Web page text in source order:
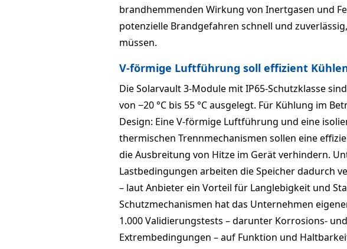
brandhemmenden Wirkung von Inertgasen und
potenzielle Brandgefahren schnell und
müssen.
V-förmige Luftführung soll effizient
Die Solarvault 3-Module mit IP65-Schutzklasse
von −20 °C bis 55 °C ausgelegt. Für Kühlung im
Design: Eine V-förmige Luftführung und eine
thermischen Trennmechanismen sollen eine
die Ausbreitung von Hitze im Gerät verhindern.
Lastbedingungen arbeiten die Speicher dadurch
– laut Anbieter ein Vorteil für Langlebigkeit und
Schutzmechanismen hat das Unternehmen
1.000 Validierungstests – darunter Korrosions-
Extrembedingungen – auf Funktion und